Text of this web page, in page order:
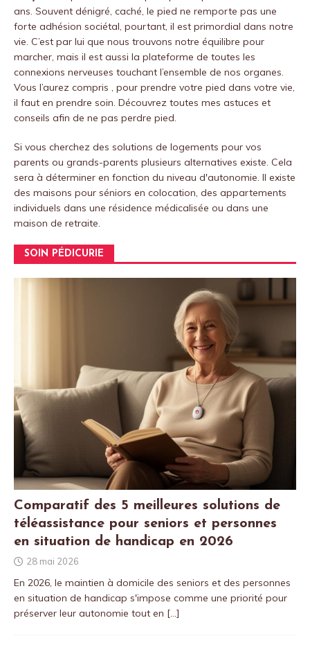
ans. Souvent dénigré, caché, le pied ne remporte pas une
forte adhésion sociétal, pourtant, il est primordial dans notre
vie. C’est par lui que nous trouvons notre équilibre pour
marcher, mais il est aussi la plateforme de toutes les
connexions nerveuses touchant l’ensemble de nos organes.
Vous l’aurez compris , pour prendre votre pied dans votre vie,
il faut en prendre soin. Découvrez toutes mes astuces et
conseils afin de ne pas perdre pied.
Si vous cherchez des solutions de logements pour vos
parents ou grands-parents plusieurs alternatives existe. Cela
sera à déterminer en fonction du niveau d'autonomie. Il existe
des maisons pour séniors en colocation, des appartements
individuels dans une résidence médicalisée ou dans une
maison de retraite.
SOIN PÉDICURIE
Comparatif des 5 meilleures solutions de
téléassistance pour seniors et personnes
en situation de handicap en 2026
28 mai 2026
En 2026, le maintien à domicile des seniors et des personnes
en situation de handicap s'impose comme une priorité pour
préserver leur autonomie tout en […]